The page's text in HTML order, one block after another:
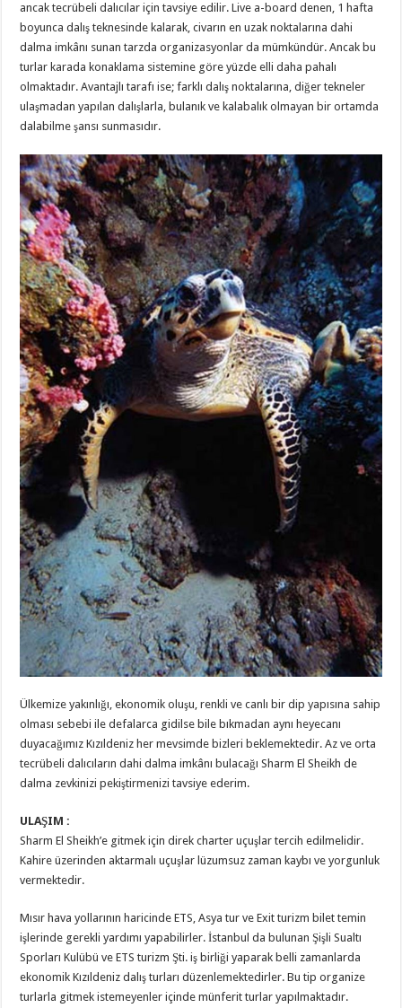
ancak tecrübeli dalıcılar için tavsiye edilir. Live a-board denen, 1 hafta
boyunca dalış teknesinde kalarak, civarın en uzak noktalarına dahi
dalma imkânı sunan tarzda organizasyonlar da mümkündür. Ancak bu
turlar karada konaklama sistemine göre yüzde elli daha pahalı
olmaktadır. Avantajlı tarafı ise; farklı dalış noktalarına, diğer tekneler
ulaşmadan yapılan dalışlarla, bulanık ve kalabalık olmayan bir ortamda
dalabilme şansı sunmasıdır.
Ülkemize yakınlığı, ekonomik oluşu, renkli ve canlı bir dip yapısına sahip
olması sebebi ile defalarca gidilse bile bıkmadan aynı heyecanı
duyacağımız Kızıldeniz her mevsimde bizleri beklemektedir. Az ve orta
tecrübeli dalıcıların dahi dalma imkânı bulacağı Sharm El Sheikh de
dalma zevkinizi pekiştirmenizi tavsiye ederim.
ULAŞIM :
Sharm El Sheikh’e gitmek için direk charter uçuşlar tercih edilmelidir.
Kahire üzerinden aktarmalı uçuşlar lüzumsuz zaman kaybı ve yorgunluk
vermektedir.
Mısır hava yollarının haricinde ETS, Asya tur ve Exit turizm bilet temin
işlerinde gerekli yardımı yapabilirler. İstanbul da bulunan Şişli Sualtı
Sporları Kulübü ve ETS turizm Şti. iş birliği yaparak belli zamanlarda
ekonomik Kızıldeniz dalış turları düzenlemektedirler. Bu tip organize
turlarla gitmek istemeyenler içinde münferit turlar yapılmaktadır.